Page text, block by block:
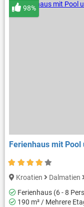
Ferienhaus mit
98%
Kroatien Dalmatien
Ferienhaus (6 - 8
190 m² / Mehrere